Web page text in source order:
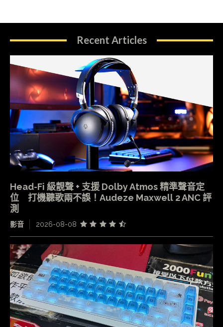
Recent Articles
Head-Fi 級靚聲 + 支援 Dolby Atmos 精準聲音定
位 打機聽歌兩不誤！Audeze Maxwell 2 ANC 評
測
影音 2026-08-08